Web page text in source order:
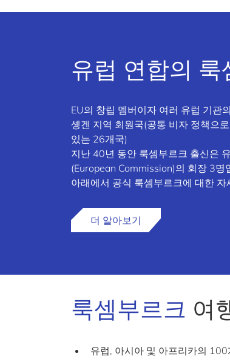
유럽 연합의 룩
EU의 창립 멤버이자 여러 유럽 기관
솅겐 지역 회원국(공통 비자 정책으
있는 26개국)
지난 40년 동안 룩셈부르크 출신은
(European Commission)의 회장 3명
아래에서 공식 룩셈부르크에 대한
더 알아보기
룩셈부르크 여
유럽, 아시아 및 아프리카의